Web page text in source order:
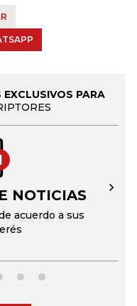
PARA
NOTICIAS
acuerdo a sus
→